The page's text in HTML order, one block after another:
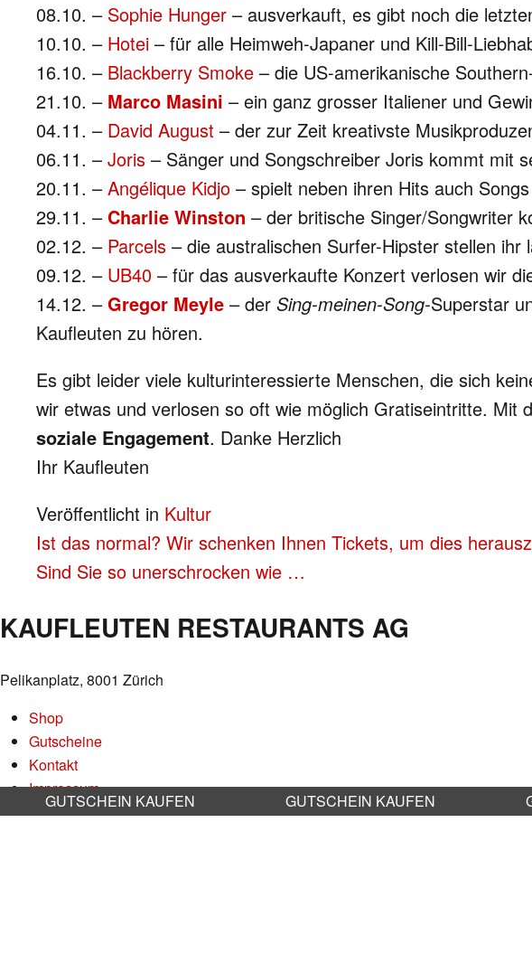
08.10. – Sophie Hunger – ausverkauft, es gibt noch die
10.10. – Hotei – für alle Heimweh-Japaner und Kill-Bill-
16.10. – Blackberry Smoke – die US-amerikanische
21.10. – Marco Masini – ein ganz grosser Italiener und
04.11. – David August – der zur Zeit kreativste
06.11. – Joris – Sänger und Songschreiber Joris kommt mit
20.11. – Angélique Kidjo – spielt neben ihren Hits auch
29.11. – Charlie Winston – der britische Singer/Songwriter
02.12. – Parcels – die australischen Surfer-Hipster stellen ihr
09.12. – UB40 – für das ausverkaufte Konzert verlosen wir
14.12. – Gregor Meyle – der Sing-meinen-Song-Superstar
Kaufleuten zu hören.
Es gibt leider viele kulturinteressierte Menschen, die sich
wir etwas und verlosen so oft wie möglich Gratiseintritte.
soziale Engagement. Danke Herzlich
Ihr Kaufleuten
Veröffentlicht in Kultur
BEITRAGS-
NAVIGATION
Ist das normal? Wir schenken Ihnen Tickets, um dies
Sind Sie so unerschrocken wie …
KAUFLEUTEN RESTAURANTS AG
Pelikanplatz, 8001 Zürich
Shop
Gutscheine
Kontakt
Impressum
Datenschutz
GUTSCHEIN KAUFEN GUTSCHEIN KAUFEN